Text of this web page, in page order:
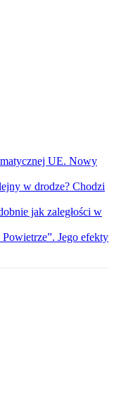
UE. Nowy
w drodze? Chodzi
jak zaległości w
Jego efekty